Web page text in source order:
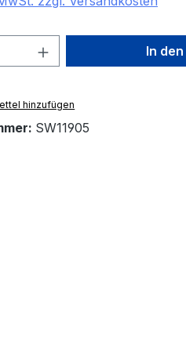
Anzahl: Gib den
In
hinzufügen
SW11905